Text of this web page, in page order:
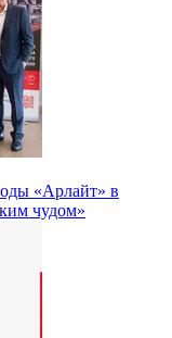
«Арлайт» в
чудом»